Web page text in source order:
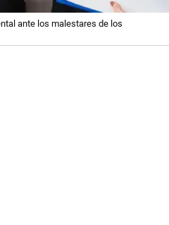
ante los malestares de los